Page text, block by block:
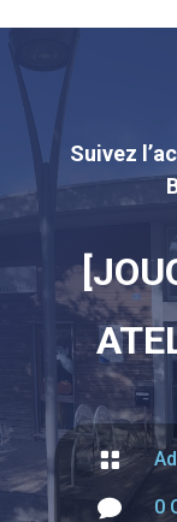
Suivez

 0